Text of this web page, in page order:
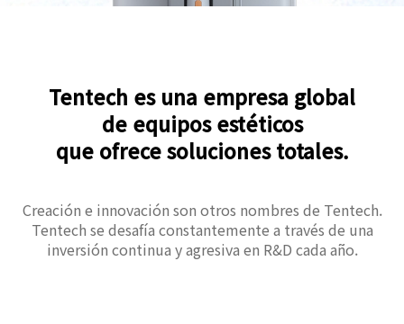
Tentech es una empresa global
de equipos estéticos
que ofrece soluciones totales.
Creación e innovación son otros nombres de Tentech.
Tentech se desafía constantemente a través de una
inversión continua y agresiva en R&D cada año.